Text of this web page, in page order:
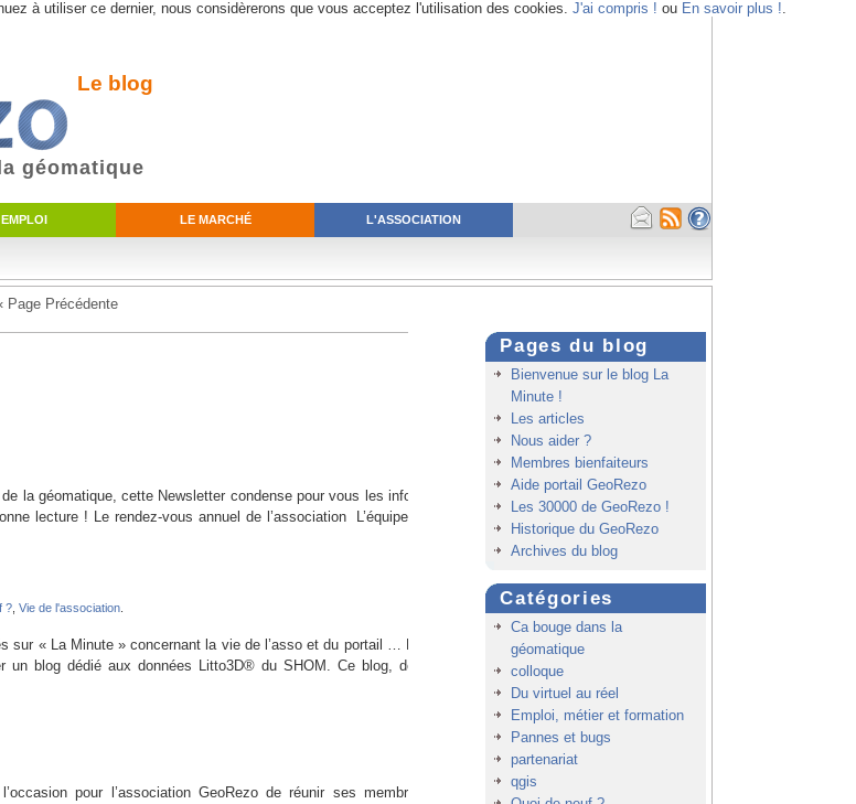
à utiliser ce dernier, nous considèrerons que vous acceptez l'utilisation des cookies. J'ai compris ! ou En savoir plus !.
LE MARCHÉ L'ASSOCIATION
géomatique
Le blog
Page Précédente
la géomatique, cette Newsletter condense pour vous les informations des
lecture ! Le rendez-vous annuel de l’association L’équipe GeoRezo se
? Vie de l'association
« La Minute » concernant la vie de l’asso et du portail … Bonne lecture
blog dédié aux données Litto3D® du SHOM. Ce blog, dernier né des
pour l’association GeoRezo de réunir ses membres autour de
Pages du blog
Bienvenue sur le blog La
Minute !
Les articles
Nous aider ?
Membres bienfaiteurs
Aide portail GeoRezo
Les 30000 de GeoRezo !
Historique du GeoRezo
Archives du blog
Catégories
Ca bouge dans la
géomatique
colloque
Du virtuel au réel
Emploi, métier et formation
Pannes et bugs
partenariat
qgis